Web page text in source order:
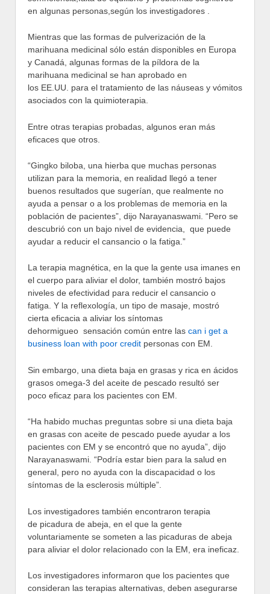
en algunas personas,según los investigadores .
Mientras que las formas de pulverización de la
marihuana medicinal sólo están disponibles en Europa
y Canadá, algunas formas de la píldora de la
marihuana medicinal se han aprobado en
los EE.UU. para el tratamiento de las náuseas y vómitos
asociados con la quimioterapia.
Entre otras terapias probadas, algunos eran más
eficaces que otros.
“Gingko biloba, una hierba que muchas personas
utilizan para la memoria, en realidad llegó a tener
buenos resultados que sugerían, que realmente no
ayuda a pensar o a los problemas de memoria en la
población de pacientes”, dijo Narayanaswami. “Pero se
descubrió con un bajo nivel de evidencia, que puede
ayudar a reducir el cansancio o la fatiga.”
La terapia magnética, en la que la gente usa imanes en
el cuerpo para aliviar el dolor, también mostró bajos
niveles de efectividad para reducir el cansancio o
fatiga. Y la reflexología, un tipo de masaje, mostró
cierta eficacia a aliviar los síntomas
dehormigueo sensación común entre las can i get a
business loan with poor credit personas con EM.
Sin embargo, una dieta baja en grasas y rica en ácidos
grasos omega-3 del aceite de pescado resultó ser
poco eficaz para los pacientes con EM.
“Ha habido muchas preguntas sobre si una dieta baja
en grasas con aceite de pescado puede ayudar a los
pacientes con EM y se encontró que no ayuda”, dijo
Narayanaswami. “Podría estar bien para la salud en
general, pero no ayuda con la discapacidad o los
síntomas de la esclerosis múltiple”.
Los investigadores también encontraron terapia
de picadura de abeja, en el que la gente
voluntariamente se someten a las picaduras de abeja
para aliviar el dolor relacionado con la EM, era ineficaz.
Los investigadores informaron que los pacientes que
consideran las terapias alternativas, deben asegurarse